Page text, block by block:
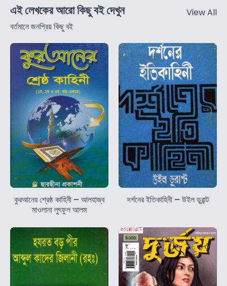
এই লেখকের আরো কিছু বই দেখুন
বর্তমানে জনপ্রিয় কিছু বই
View All
কুরআনের শ্রেষ্ঠ কাহিনী – আলহাজ্ব
মাওলানা লুৎফুল আলম
দর্শনের ইতিকাহিনী – উইল ডুরান্ট